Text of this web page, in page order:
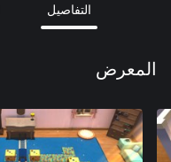
التفاصيل
المعرض